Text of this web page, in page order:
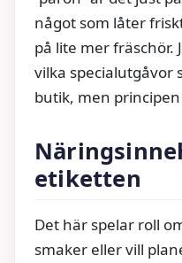
något som låter
på lite mer fräschör.
vilka specialutgåvor
butik, men
etiketten
Det här spelar roll
smaker eller vill